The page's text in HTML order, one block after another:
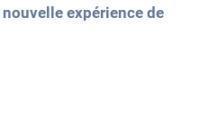
nouvelle expérience de